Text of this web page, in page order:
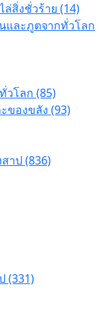
ล่สิ่งชั่วร้าย (14)
และภูตจากทั่วโลก
วโลก (85)
องขลัง (93)
าป (836)
(331)